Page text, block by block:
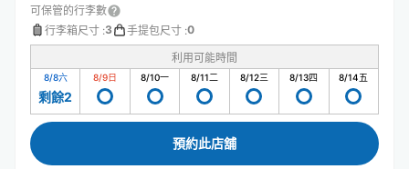
可保管的行李數
行李箱尺寸 :3 手提包尺寸 :0
利用可能時間
8/8六
剩餘2
8/9日 8/10一 8/11二 8/12三 8/13四 8/14五
預約此店舖